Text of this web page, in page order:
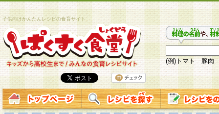
子供向けかんたんレシピの食育サイト
(例)トマト 豚肉